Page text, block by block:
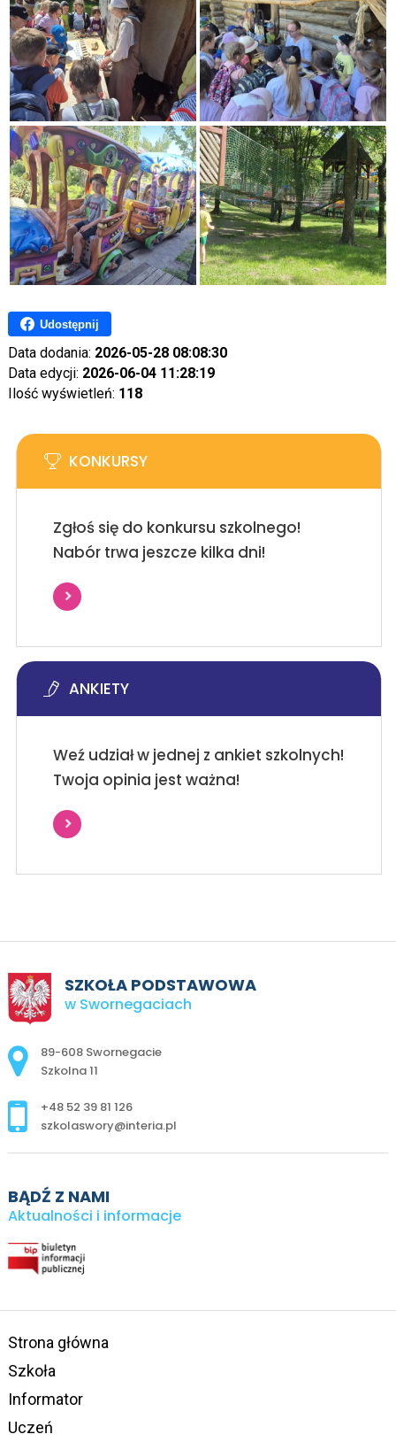
Udostępnij
Data dodania: 2026-05-28 08:08:30
Data edycji: 2026-06-04 11:28:19
Ilość wyświetleń: 118
KONKURSY
Zgłoś się do konkursu szkolnego!
Nabór trwa jeszcze kilka dni!
ANKIETY
Weź udział w jednej z ankiet szkolnych!
Twoja opinia jest ważna!
SZKOŁA PODSTAWOWA
w Swornegaciach
Adres pocztowy:
89-608 Swornegacie
Szkolna 11
+48 52 39 81 126
szkolaswory@interia.pl
BĄDŹ Z NAMI
Aktualności i informacje
Strona główna
Szkoła
Informator
Uczeń